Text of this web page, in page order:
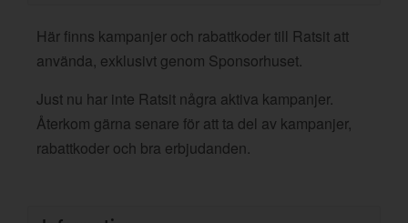
Här finns kampanjer och rabattkoder till Ratsit att
använda, exklusivt genom Sponsorhuset.
Just nu har inte Ratsit några aktiva kampanjer.
Återkom gärna senare för att ta del av kampanjer,
rabattkoder och bra erbjudanden.